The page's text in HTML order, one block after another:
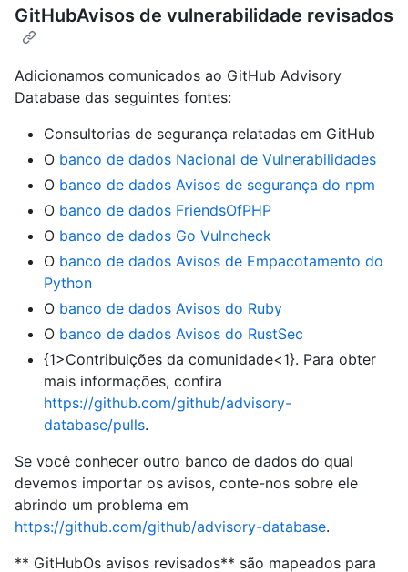
GitHubAvisos de vulnerabilidade revisados
Adicionamos comunicados ao GitHub Advisory
Database das seguintes fontes:
Consultorias de segurança relatadas em GitHub
O banco de dados Nacional de Vulnerabilidades
O banco de dados Avisos de segurança do npm
O banco de dados FriendsOfPHP
O banco de dados Go Vulncheck
O banco de dados Avisos de Empacotamento do
Python
O banco de dados Avisos do Ruby
O banco de dados Avisos do RustSec
{1>Contribuições da comunidade<1}. Para obter
mais informações, confira
https://github.com/github/advisory-
database/pulls.
Se você conhecer outro banco de dados do qual
devemos importar os avisos, conte-nos sobre ele
abrindo um problema em
https://github.com/github/advisory-database.
** GitHubOs avisos revisados** são mapeados para